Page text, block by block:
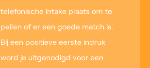
telefonische intake plaats om te
peilen of er een goede match is.
Bij een positieve eerste indruk
word je uitgenodigd voor een